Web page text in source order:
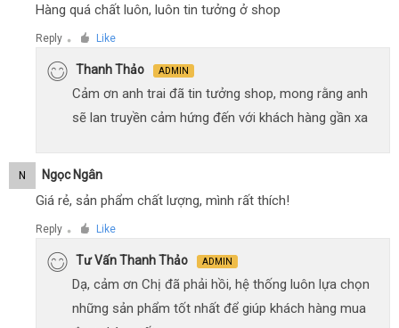
Hàng quá chất luôn, luôn tin tưởng ở shop
Reply ● Like
Thanh Thảo ADMIN
Cảm ơn anh trai đã tin tưởng shop, mong rằng anh
sẽ lan truyền cảm hứng đến với khách hàng gần xa
N Ngọc Ngân
Giá rẻ, sản phẩm chất lượng, mình rất thích!
Reply ● Like
Tư Vấn Thanh Thảo ADMIN
Dạ, cảm ơn Chị đã phải hồi, hệ thống luôn lựa chọn
những sản phẩm tốt nhất để giúp khách hàng mua